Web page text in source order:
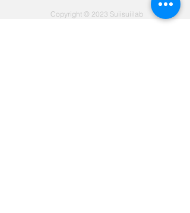
Copyright © 2023 Suiisuiilab